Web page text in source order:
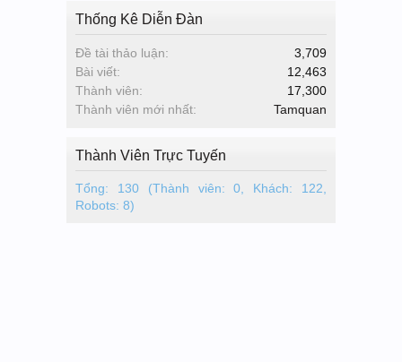
Thống Kê Diễn Đàn
Đề tài thảo luận:
3,709
Bài viết:
12,463
Thành viên:
17,300
Thành viên mới nhất:
Tamquan
Thành Viên Trực Tuyến
Tổng: 130 (Thành viên: 0, Khách: 122,
Robots: 8)